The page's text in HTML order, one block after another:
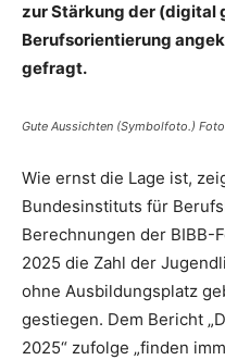
zur Stärkung der (digital
Berufsorientierung
gefragt.
Gute Aussichten (Symbolfoto.)
Wie ernst die Lage ist,
Bundesinstituts für
Berechnungen der BIBB-
2025 die Zahl der
ohne Ausbildungsplatz
gestiegen. Dem Bericht
2025“ zufolge „finden